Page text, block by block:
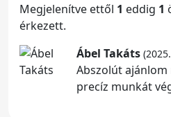
Megjelenítve ettől 1 eddig 1
érkezett.
Ábel Takáts
Abszolút
precíz munkát